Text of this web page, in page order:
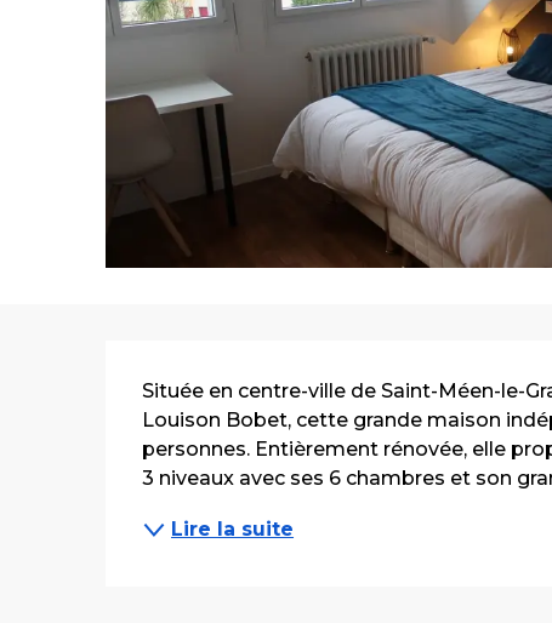
Description
Située en centre-ville de Saint-Méen-le-
Louison Bobet, cette grande maison
personnes. Entièrement rénovée, elle
3 niveaux avec ses 6 chambres et son
Lire la suite